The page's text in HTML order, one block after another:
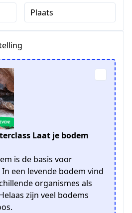
Plaats
Laat je bodem
is de basis voor
een levende bodem vind
organismes als
zijn veel bodems